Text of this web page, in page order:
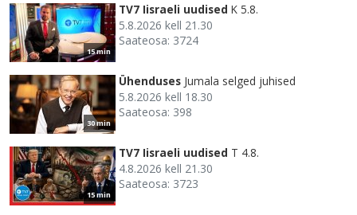
15 min
TV7 Iisraeli uudised K 5.8.
5.8.2026 kell 21.30
Saateosa: 3724
30 min
Ühenduses Jumala selged juhised
5.8.2026 kell 18.30
Saateosa: 398
15 min
TV7 Iisraeli uudised T 4.8.
4.8.2026 kell 21.30
Saateosa: 3723